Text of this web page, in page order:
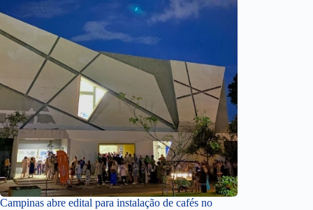
Campinas abre edital para instalação de cafés no